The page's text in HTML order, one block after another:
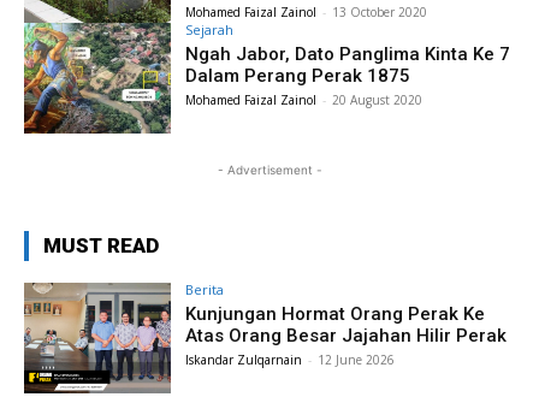
Mohamed Faizal Zainol - 13 October 2020
Sejarah
Ngah Jabor, Dato Panglima Kinta Ke 7
Dalam Perang Perak 1875
Mohamed Faizal Zainol - 20 August 2020
- Advertisement -
MUST READ
Berita
Kunjungan Hormat Orang Perak Ke
Atas Orang Besar Jajahan Hilir Perak
Iskandar Zulqarnain - 12 June 2026